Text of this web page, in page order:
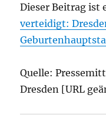
Dieser Beitrag ist
verteidigt:
Quelle:
Dresden [URL